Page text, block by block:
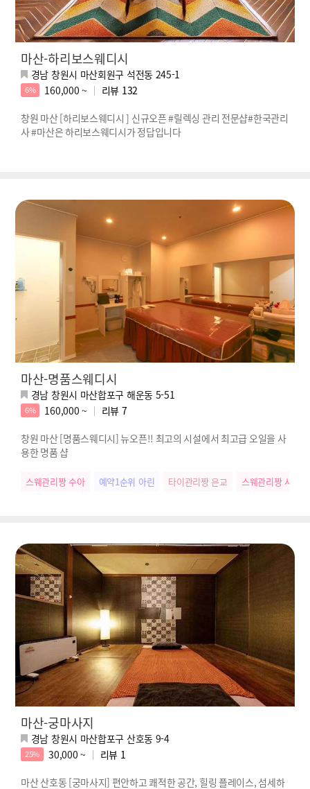
마산-하리보스웨디시
경남 창원시 마산회원구 석전동 245-1
6% 160,000 ~ 리뷰 132
창원 마산 [하리보스웨디시 ] 신규오픈 #릴렉싱 관리 전문샵#한국관리
사 #마산은 하리보스웨디시가 정답입니다
마산-명품스웨디시
경남 창원시 마산합포구 해운동 5-51
6% 160,000 ~ 리뷰 7
창원 마산 [명품스웨디시] 뉴오픈!! 최고의 시설에서 최고급 오일을 사
용한 명품 샵
스웨관리짱 수아 예약1순위 아린 타이관리짱 은교 스웨관리짱 사랑
마산-궁마사지
경남 창원시 마산합포구 산호동 9-4
25% 30,000 ~ 리뷰 1
마산 산호동 [궁마사지] 편안하고 쾌적한 공간, 힐링 플레이스, 섬세하